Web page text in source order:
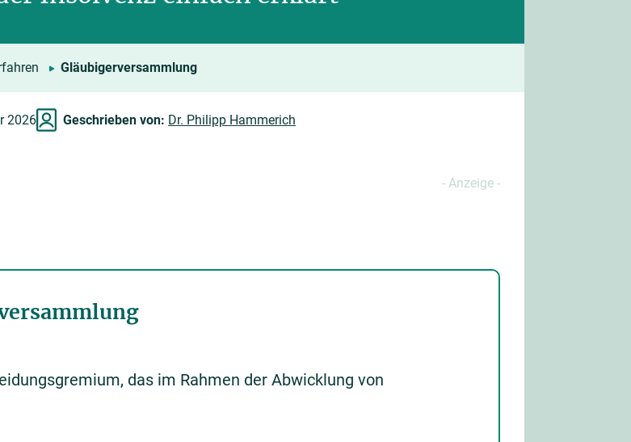
Gläubigerversammlung
2026 Geschrieben von: Dr. Philipp Hammerich
das im Rahmen der Abwicklung von